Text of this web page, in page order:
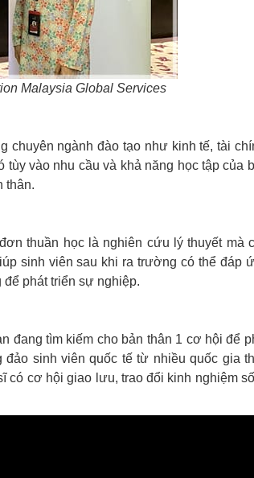
Malaysia Global Services
chuyên ngành đào tạo như kinh tế, tài
vào nhu cầu và khả năng học tập của
thân.
thuần học là nghiên cứu lý thuyết mà
sinh viên sau khi ra trường có thể đáp
phát triển sự nghiệp.
đang tìm kiếm cho bản thân 1 cơ hội để
sinh viên quốc tế từ nhiều quốc gia
có cơ hội giao lưu, trao đổi kinh nghiệm